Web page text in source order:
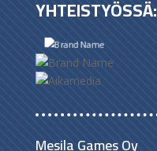
YHTEISTYÖSSÄ:
Mesila Games Oy